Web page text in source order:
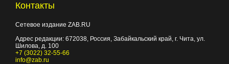
Контакты
Сетевое издание ZAB.RU
Адрес редакции: 672038, Россия, Забайкальский край, г. Чита, ул.
Шилова, д. 100
+7 (3022) 32-55-66
info@zab.ru